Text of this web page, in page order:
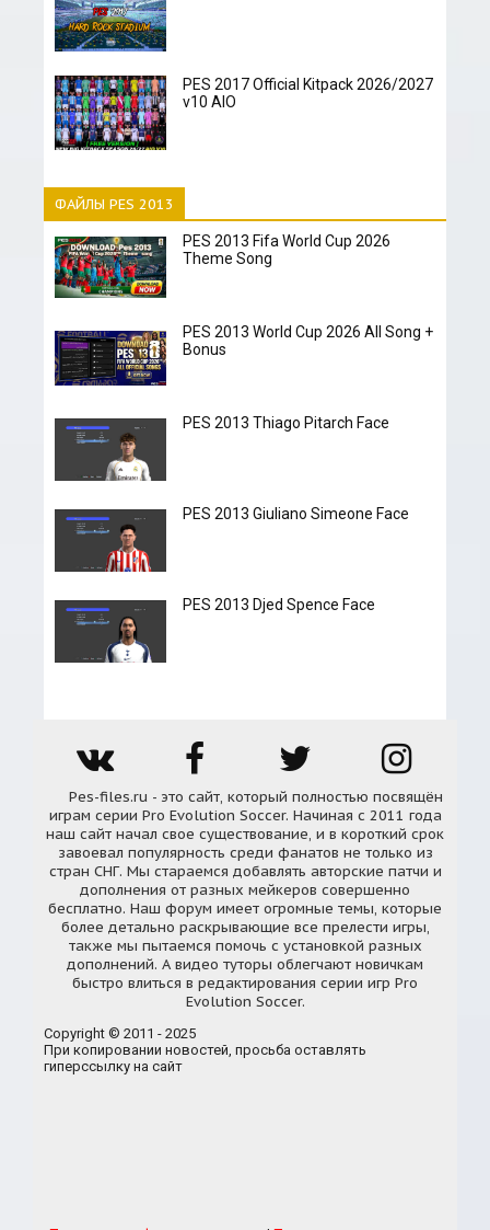
PES 2017 Official Kitpack 2026/2027
v10 AIO
ФАЙЛЫ PES 2013
PES 2013 Fifa World Cup 2026
Theme Song
PES 2013 World Cup 2026 All Song +
Bonus
PES 2013 Thiago Pitarch Face
PES 2013 Giuliano Simeone Face
PES 2013 Djed Spence Face
Pes-files.ru - это сайт, который полностью посвящён
играм серии Pro Evolution Soccer. Начиная с 2011 года
наш сайт начал свое существование, и в короткий срок
завоевал популярность среди фанатов не только из
стран СНГ. Мы стараемся добавлять авторские патчи и
дополнения от разных мейкеров совершенно
бесплатно. Наш форум имеет огромные темы, которые
более детально раскрывающие все прелести игры,
также мы пытаемся помочь с установкой разных
дополнений. А видео туторы облегчают новичкам
быстро влиться в редактирования серии игр Pro
Evolution Soccer.
Copyright © 2011 - 2025
При копировании новостей, просьба оставлять
гиперссылку на сайт